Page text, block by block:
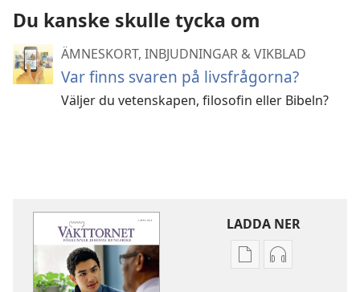
Du kanske skulle tycka om
ÄMNESKORT, INBJUDNINGAR & VIKBLAD
Var finns svaren på livsfrågorna?
Väljer du vetenskapen, filosofin eller Bibeln?
LADDA NER
Valmöjligheter